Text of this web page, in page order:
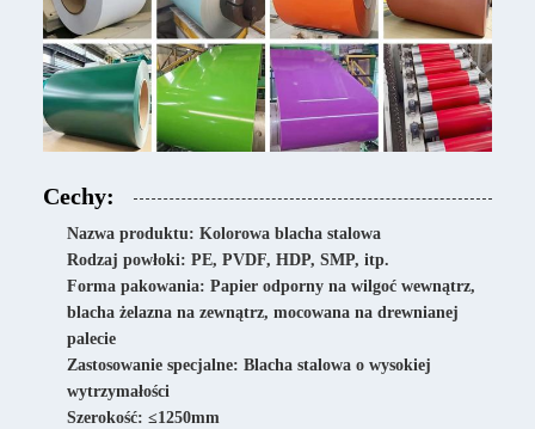
Cechy:
Nazwa produktu: Kolorowa blacha stalowa
Rodzaj powłoki: PE, PVDF, HDP, SMP, itp.
Forma pakowania: Papier odporny na wilgoć wewnątrz,
blacha żelazna na zewnątrz, mocowana na drewnianej
palecie
Zastosowanie specjalne: Blacha stalowa o wysokiej
wytrzymałości
Szerokość: ≤1250mm